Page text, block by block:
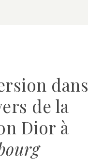
dans
de la
Dior à